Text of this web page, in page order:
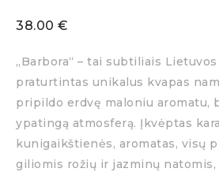
38.00 €
„Barbora“ – tai subtiliais
praturtintas unikalus kvapas
pripildo erdvę maloniu aromatu,
ypatingą atmosferą. Įkvėptas
kunigaikštienės, aromatas, visų
giliomis rožių ir jazminų